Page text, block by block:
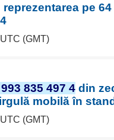
pe
(GMT)
835 497 4din
mobilă în
(GMT)